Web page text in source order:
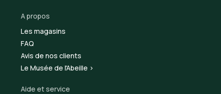
A propos
Les magasins
FAQ
Avis de nos clients
Le Musée de l'Abeille >
Aide et service